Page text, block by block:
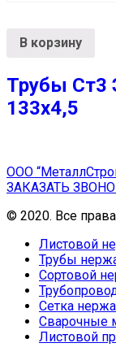
В корзину
Трубы Ст3
133х4,5
ООО
ЗАКАЗАТЬ
© 2020. Все
Листовой
Трубы
Сортовой
Сетка
Сварочные
Листовой